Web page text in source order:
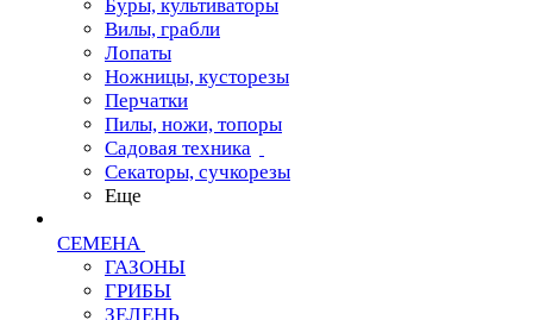
Буры, культиваторы
Вилы, грабли
Лопаты
Ножницы, кусторезы
Перчатки
Пилы, ножи, топоры
Садовая техника
Секаторы, сучкорезы
Еще
СЕМЕНА
ГАЗОНЫ
ГРИБЫ
ЗЕЛЕНЬ